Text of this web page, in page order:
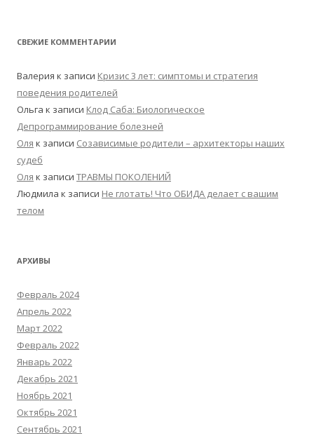
СВЕЖИЕ КОММЕНТАРИИ
Валерия к записи Кризис 3 лет: симптомы и стратегия
поведения родителей
Ольга к записи Клод Саба: Биологическое
Депрограммирование болезней
Оля к записи Созависимые родители – архитекторы наших
судеб
Оля к записи ТРАВМЫ ПОКОЛЕНИЙ
Людмила к записи Не глотать! Что ОБИДА делает с вашим
телом
АРХИВЫ
Февраль 2024
Апрель 2022
Март 2022
Февраль 2022
Январь 2022
Декабрь 2021
Ноябрь 2021
Октябрь 2021
Сентябрь 2021